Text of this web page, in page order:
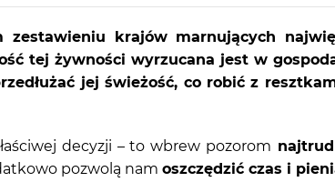
krajów marnujących
tej żywności wyrzucana jest w
jej świeżość, co robić z
decyzji – to wbrew pozorom
pozwolą nam oszczędzić czas i